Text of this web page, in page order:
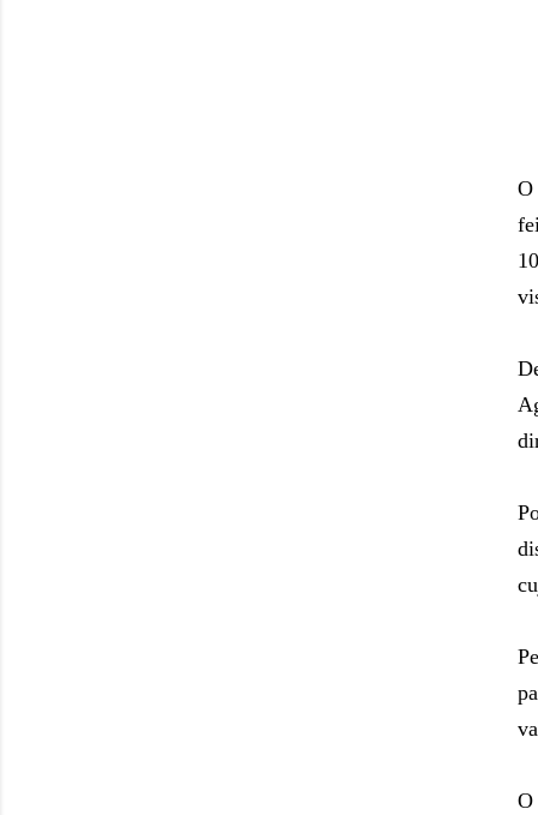
O
O